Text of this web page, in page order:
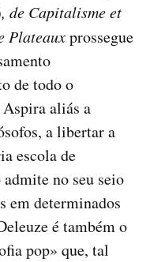
, de Capitalisme et
Plateauxprossegue
de todo o
aliás a
a libertar a
escola de
no seu seio
em determinados
é também o
pop» que, tal